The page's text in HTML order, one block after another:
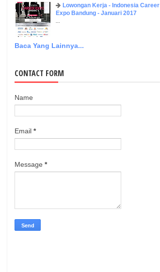
Lowongan Kerja - Indonesia Career
Expo Bandung - Januari 2017
...
Baca Yang Lainnya...
CONTACT FORM
Name
Email *
Message *